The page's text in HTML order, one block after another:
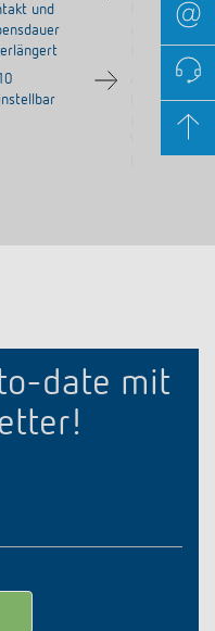
und
getrennt für
für
gemäß DIN
Vermeidung
date mit